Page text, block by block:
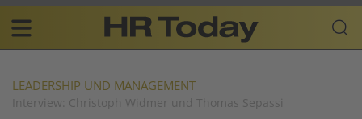
Skip
content
Plattform
für
Resources
navigation
DE
LEADERSHIP UND MANAGEMENT
Interview: Christoph Widmer und Thomas Sepassi